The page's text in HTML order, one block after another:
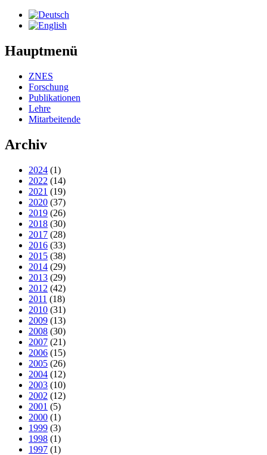
Hauptmenü
ZNES
Forschung
Publikationen
Lehre
Mitarbeitende
Archiv
2024 (1)
2022 (14)
2021 (19)
2020 (37)
2019 (26)
2018 (30)
2017 (28)
2016 (33)
2015 (38)
2014 (29)
2013 (29)
2012 (42)
2011 (18)
2010 (31)
2009 (13)
2008 (30)
2007 (21)
2006 (15)
2005 (26)
2004 (12)
2003 (10)
2002 (12)
2001 (5)
2000 (1)
1999 (3)
1998 (1)
1997 (1)